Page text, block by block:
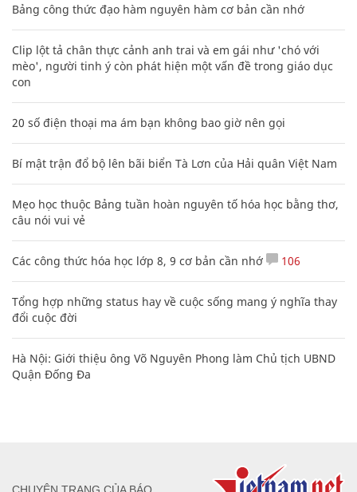
Bảng công thức đạo hàm nguyên hàm cơ bản cần nhớ
Clip lột tả chân thực cảnh anh trai và em gái như 'chó với
mèo', người tinh ý còn phát hiện một vấn đề trong giáo dục
con
20 số điện thoại ma ám bạn không bao giờ nên gọi
Bí mật trận đổ bộ lên bãi biển Tà Lơn của Hải quân Việt Nam
Mẹo học thuộc Bảng tuần hoàn nguyên tố hóa học bằng thơ,
câu nói vui vẻ
Các công thức hóa học lớp 8, 9 cơ bản cần nhớ 106
Tổng hợp những status hay về cuộc sống mang ý nghĩa thay
đổi cuộc đời
Hà Nội: Giới thiệu ông Võ Nguyên Phong làm Chủ tịch UBND
Quận Đống Đa